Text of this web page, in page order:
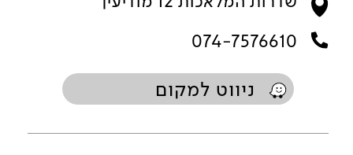
074-7576610
ניווט למקום